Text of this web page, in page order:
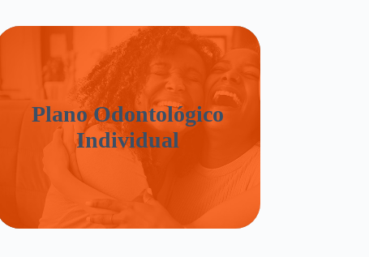
Plano Odontológico
Individual